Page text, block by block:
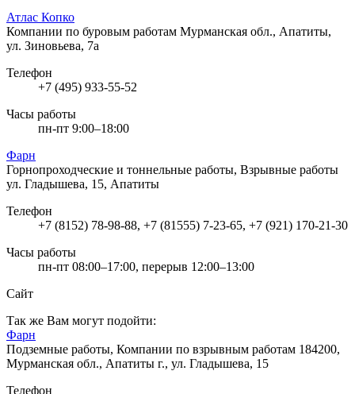
Атлас Копко
Компании по буровым работам Мурманская обл., Апатиты,
ул. Зиновьева, 7а
Телефон
+7 (495) 933-55-52
Часы работы
пн-пт 9:00–18:00
Фарн
Горнопроходческие и тоннельные работы, Взрывные работы
ул. Гладышева, 15, Апатиты
Телефон
+7 (8152) 78-98-88, +7 (81555) 7-23-65, +7 (921) 170-21-30
Часы работы
пн-пт 08:00–17:00, перерыв 12:00–13:00
Сайт
Так же Вам могут подойти:
Фарн
Подземные работы, Компании по взрывным работам 184200,
Мурманская обл., Апатиты г., ул. Гладышева, 15
Телефон